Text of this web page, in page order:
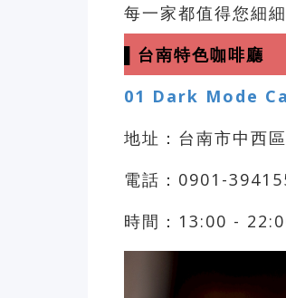
每一家都值得您細細
▌台南特色咖啡廳
01 Dark Mode
地址：台南市中西
電話：0901-
時間：13:00 -